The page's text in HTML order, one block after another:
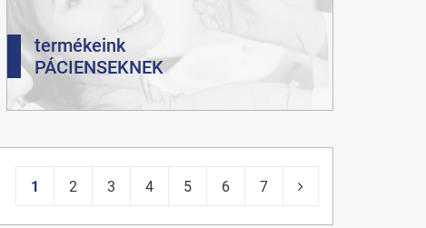
termékeink
PÁCIENSEKNEK
1 2 3 4 5 6 7